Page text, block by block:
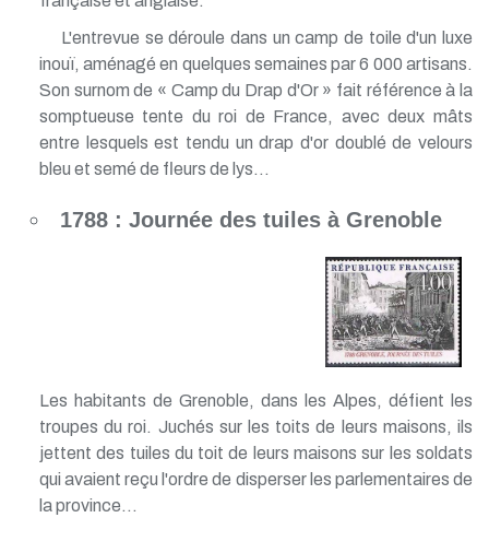
L'entrevue se déroule dans un camp de toile d'un luxe
inouï, aménagé en quelques semaines par 6 000 artisans.
Son surnom de « Camp du Drap d'Or » fait référence à la
somptueuse tente du roi de France, avec deux mâts
entre lesquels est tendu un drap d'or doublé de velours
bleu et semé de fleurs de lys...
1788 : Journée des tuiles à Grenoble
Les habitants de Grenoble, dans les Alpes, défient les
troupes du roi. Juchés sur les toits de leurs maisons, ils
jettent des tuiles du toit de leurs maisons sur les soldats
qui avaient reçu l'ordre de disperser les parlementaires de
la province...